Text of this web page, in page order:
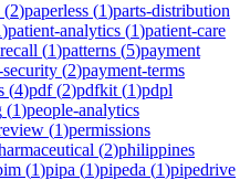
(2)paperless (1)parts-distribution
)patient-analytics (1)patient-care
(1)patterns (5)payment
(2)payment-terms
(4)pdf(2)pdfkit (1)pdpl
(1)people-analytics
(1)permissions
(2)philippines
(1)pipa (1)pipeda (1)pipedrive